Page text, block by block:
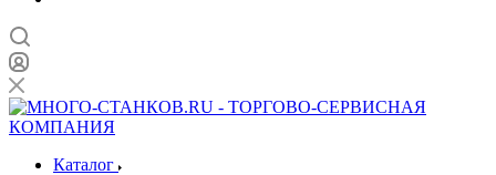
Каталог